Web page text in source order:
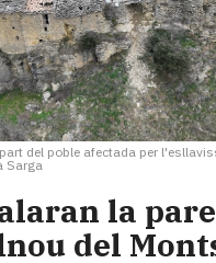
del poble afectada per
Sarga
la
del